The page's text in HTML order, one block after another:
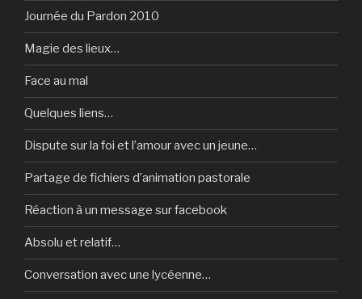
Journée du Pardon 2010
Magie des lieux…
Face au mal
Quelques liens…
Dispute sur la foi et l’amour avec un jeune…
Partage de fichiers d’animation pastorale
Réaction à un message sur facebook
Absolu et relatif…
Conversation avec une lycéenne…